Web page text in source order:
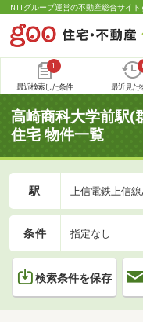
NTTグループ運営の不動産総合サイト
1
最近検索した条件 最近見た
高崎商科大学前駅(
住宅 物件一覧
駅 上信電鉄上信
条件 指定なし
検索条件を保存